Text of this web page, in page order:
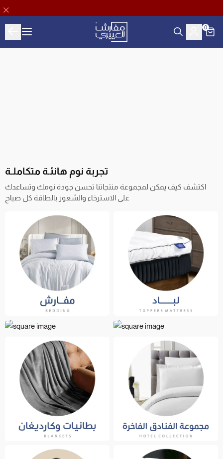
Aloyayri Bedding
0
تجربة نوم هانئـة متكاملـة
اكتشف كيف يمكن لمجموعة منتجاتنا تحسن جودة نومك وتساعدك
على الاسترخاء والشعور بالطاقة كل صباح